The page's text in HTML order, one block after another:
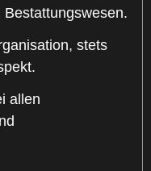
stets
allen